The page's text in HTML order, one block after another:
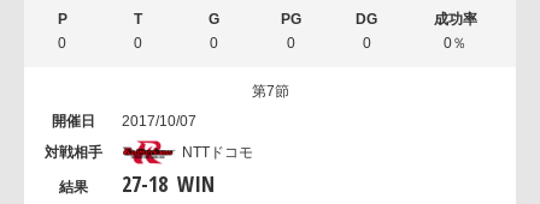
0 0 0 0 0 0％
第7節
2017/10/07
NTTドコモ
27-18 WIN